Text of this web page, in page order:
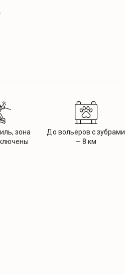
зона
До вольеров с зубрами
— 8 км